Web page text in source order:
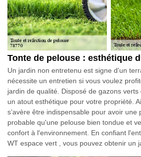
Tonte de pelouse : esthétique
Un jardin non entretenu est signe d'un
nécessite un entretien si vous voulez
jardin de qualité. Disposé de gazons
un atout esthétique pour votre propriété.
s’avère être indispensable pour avoir une
probable qu'une pelouse bien tondue et
confort à l'environnement. En confiant
WT espace vert , vous pouvez obtenir un